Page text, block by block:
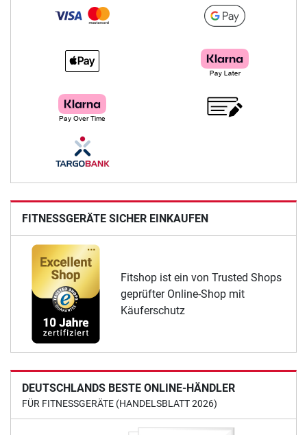
FITNESSGERÄTE SICHER EINKAUFEN
Fitshop ist ein von Trusted Shops
geprüfter Online-Shop mit
Käuferschutz
DEUTSCHLANDS BESTE ONLINE-HÄNDLER
FÜR FITNESSGERÄTE (HANDELSBLATT 2026)